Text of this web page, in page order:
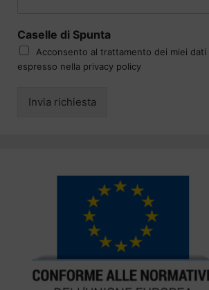
Caselle di Spunta
Acconsento al trattamento dei miei dati
espresso nella privacy policy
Invia richiesta